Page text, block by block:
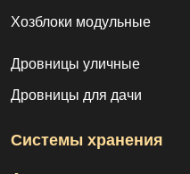
Хозблоки модульные
Дровницы уличные
Дровницы для дачи
Системы хранения